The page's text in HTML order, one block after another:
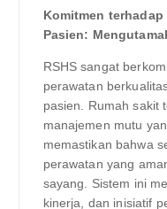
Komitmen
Pasien:
RSHS sangat
perawatan
pasien. Rumah sakit
manajemen mutu
memastikan bahwa
perawatan yang
sayang. Sistem ini
kinerja, dan inisiatif